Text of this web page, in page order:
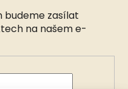
budeme zasílat
na našem e-